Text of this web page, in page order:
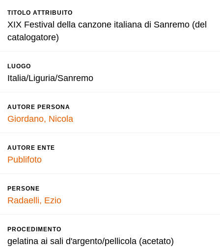
TITOLO ATTRIBUITO
XIX Festival della canzone italiana di Sanremo (del
catalogatore)
LUOGO
Italia/Liguria/Sanremo
AUTORE PERSONA
Giordano, Nicola
AUTORE ENTE
Publifoto
PERSONE
Radaelli, Ezio
PROCEDIMENTO
gelatina ai sali d'argento/pellicola (acetato)